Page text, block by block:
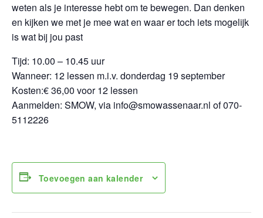
weten als je interesse hebt om te bewegen. Dan denken
en kijken we met je mee wat en waar er toch iets mogelijk
is wat bij jou past
Tijd: 10.00 – 10.45 uur
Wanneer: 12 lessen m.i.v. donderdag 19 september
Kosten:€ 36,00 voor 12 lessen
Aanmelden: SMOW, via info@smowassenaar.nl of 070-
5112226
Toevoegen aan kalender